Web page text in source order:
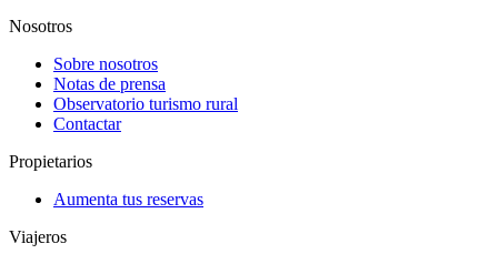
Nosotros
Sobre nosotros
Notas de prensa
Observatorio turismo rural
Contactar
Propietarios
Aumenta tus reservas
Viajeros